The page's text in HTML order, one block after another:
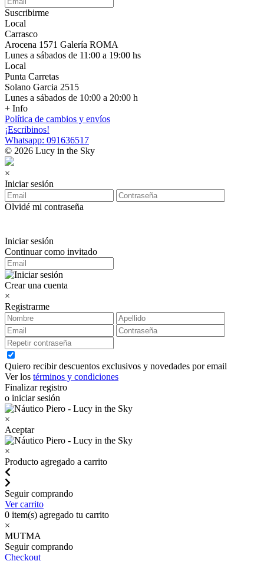
Suscribirme
Local
Carrasco
Arocena 1571 Galería ROMA
Lunes a sábados de 11:00 a 19:00 hs
Local
Punta Carretas
Solano Garcia 2515
Lunes a sábados de 10:00 a 20:00 h
+ Info
Política de cambios y envíos
¡Escribinos!
Whatsapp: 091636517
© 2026 Lucy in the Sky
×
Iniciar sesión
Olvidé mi contraseña
Iniciar sesión
Continuar como invitado
Crear una cuenta
×
Registrarme
Quiero recibir descuentos exclusivos y novedades por email
Ver los términos y condiciones
Finalizar registro
o iniciar sesión
×
Aceptar
×
Producto agregado a carrito
Seguir comprando
Ver carrito
0 item(s) agregado tu carrito
×
MUTMA
Seguir comprando
Checkout